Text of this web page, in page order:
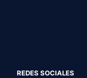
REDES SOCIALES